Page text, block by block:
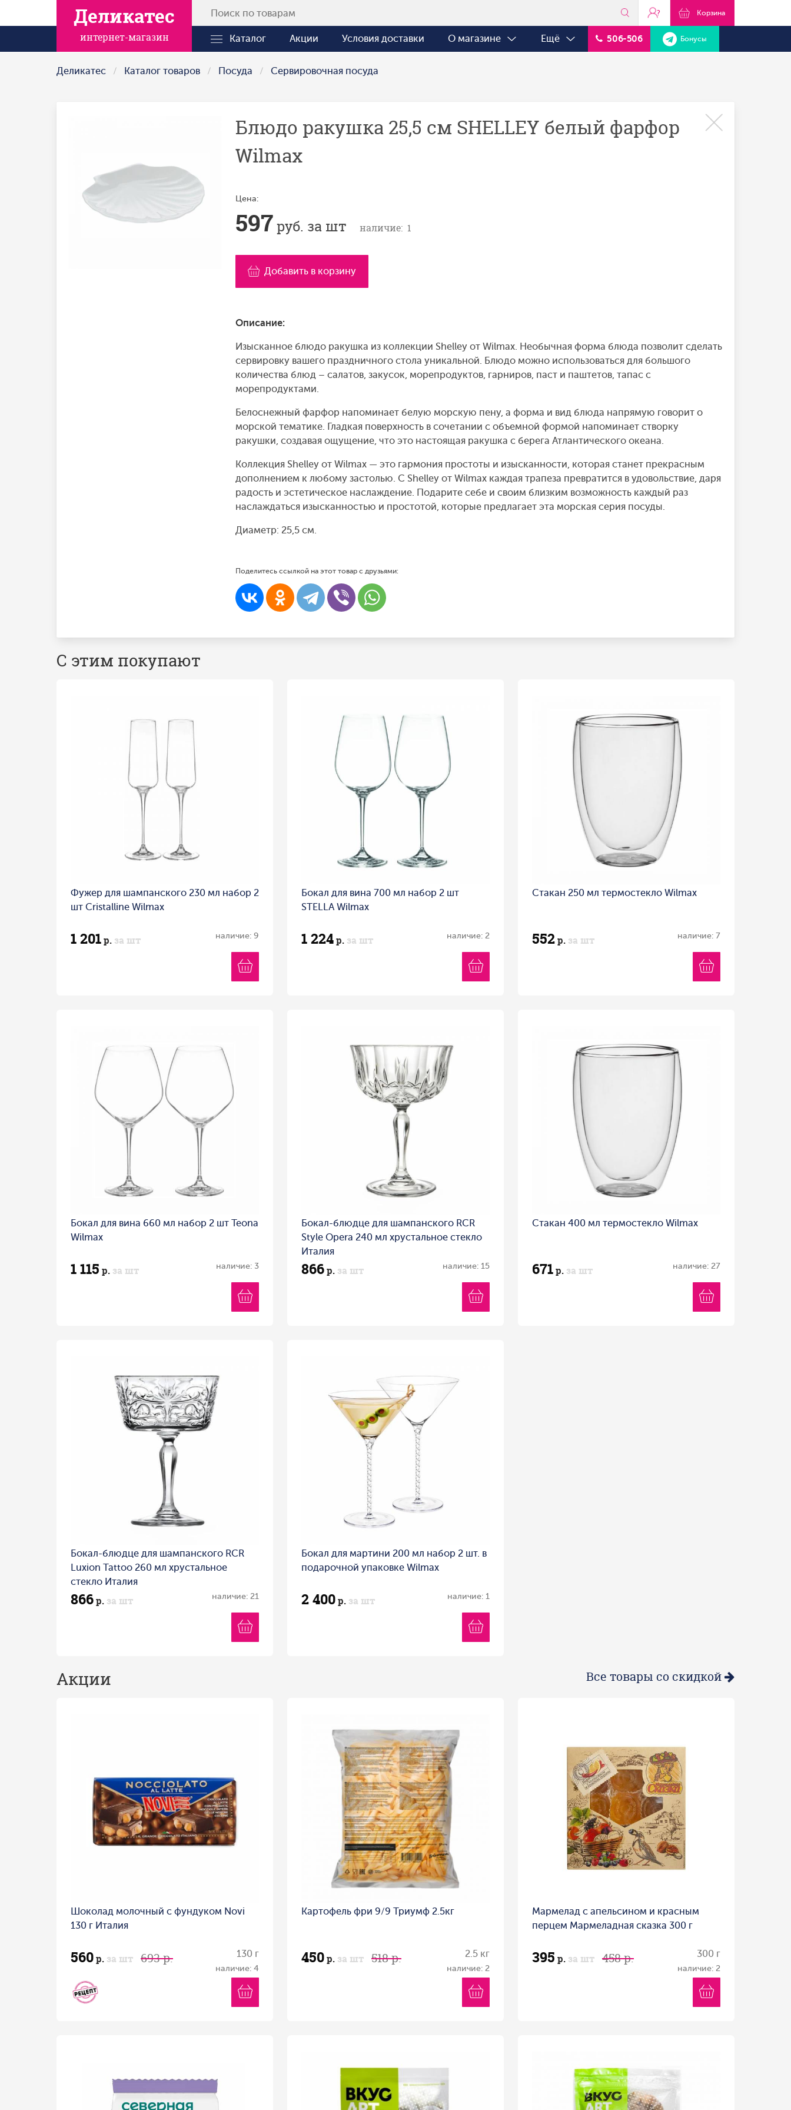
Деликатес
интернет-магазин
? Корзина
Каталог Акции Условия доставки О магазине Ещё 506-506 Бонусы
Деликатес Каталог товаров Посуда Сервировочная посуда
Блюдо ракушка 25,5 см SHELLEY белый фарфор
Wilmax
Цена:
597руб. за шт наличие: 1
Добавить в корзину
Описание:
Изысканное блюдо ракушка из коллекции Shelley от Wilmax. Необычная форма блюда позволит сделать
сервировку вашего праздничного стола уникальной. Блюдо можно использоваться для большого
количества блюд – салатов, закусок, морепродуктов, гарниров, паст и паштетов, тапас с
морепродуктами.
Белоснежный фарфор напоминает белую морскую пену, а форма и вид блюда напрямую говорит о
морской тематике. Гладкая поверхность в сочетании с объемной формой напоминает створку
ракушки, создавая ощущение, что это настоящая ракушка с берега Атлантического океана.
Коллекция Shelley от Wilmax — это гармония простоты и изысканности, которая станет прекрасным
дополнением к любому застолью. С Shelley от Wilmax каждая трапеза превратится в удовольствие, даря
радость и эстетическое наслаждение. Подарите себе и своим близким возможность каждый раз
наслаждаться изысканностью и простотой, которые предлагает эта морская серия посуды.
Диаметр: 25,5 см.
Поделитесь ссылкой на этот товар с друзьями:
С этим покупают
Фужер для шампанского 230 мл набор 2
шт Cristalline Wilmax
1 201р. за шт наличие: 9
Бокал для вина 700 мл набор 2 шт
STELLA Wilmax
1 224р. за шт наличие: 2
Стакан 250 мл термостекло Wilmax
552р. за шт наличие: 7
Бокал для вина 660 мл набор 2 шт Teona
Wilmax
1 115 р. за шт наличие: 3
Бокал-блюдце для шампанского RCR
Style Opera 240 мл хрустальное стекло
Италия
866р. за шт наличие: 15
Стакан 400 мл термостекло Wilmax
671р. за шт наличие: 27
Бокал-блюдце для шампанского RCR
Luxion Tattoo 260 мл хрустальное
стекло Италия
866р. за шт наличие: 21
Бокал для мартини 200 мл набор 2 шт. в
подарочной упаковке Wilmax
2 400р. за шт наличие: 1
Акции Все товары со скидкой
Шоколад молочный с фундуком Novi
130 г Италия
560р. за шт 693 р. 130 г
наличие: 4
Картофель фри 9/9 Триумф 2.5кг
450р. за шт 518 р. 2.5 кг
наличие: 2
Мармелад с апельсином и красным
перцем Мармеладная сказка 300 г
395 р. за шт 458 р. 300 г
наличие: 2